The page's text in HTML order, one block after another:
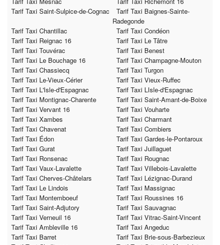
Tarif Taxi Saint-Sulpice-de-Cognac
Tarif Taxi Baignes-Sainte-
Radegonde
Tarif Taxi Chantillac
Tarif Taxi Condéon
Tarif Taxi Reignac 16
Tarif Taxi Le Tâtre
Tarif Taxi Touvérac
Tarif Taxi Benest
Tarif Taxi Le Bouchage 16
Tarif Taxi Champagne-Mouton
Tarif Taxi Chassiecq
Tarif Taxi Turgon
Tarif Taxi Le-Vieux-Cérier
Tarif Taxi Vieux-Ruffec
Tarif Taxi L'Isle-d'Espagnac
Tarif Taxi LIsle-d'Espagnac
Tarif Taxi Montignac-Charente
Tarif Taxi Saint-Amant-de-Boixe
Tarif Taxi Vervant 16
Tarif Taxi Vouharte
Tarif Taxi Xambes
Tarif Taxi Charmant
Tarif Taxi Chavenat
Tarif Taxi Combiers
Tarif Taxi Édon
Tarif Taxi Gardes-le-Pontaroux
Tarif Taxi Gurat
Tarif Taxi Juillaguet
Tarif Taxi Ronsenac
Tarif Taxi Rougnac
Tarif Taxi Vaux-Lavalette
Tarif Taxi Villebois-Lavalette
Tarif Taxi Cherves-Châtelars
Tarif Taxi Lézignac-Durand
Tarif Taxi Le Lindois
Tarif Taxi Massignac
Tarif Taxi Montemboeuf
Tarif Taxi Roussines 16
Tarif Taxi Saint-Adjutory
Tarif Taxi Sauvagnac
Tarif Taxi Verneuil 16
Tarif Taxi Vitrac-Saint-Vincent
Tarif Taxi Ambleville 16
Tarif Taxi Angeduc
Tarif Taxi Barret
Tarif Taxi Brie-sous-Barbezieux